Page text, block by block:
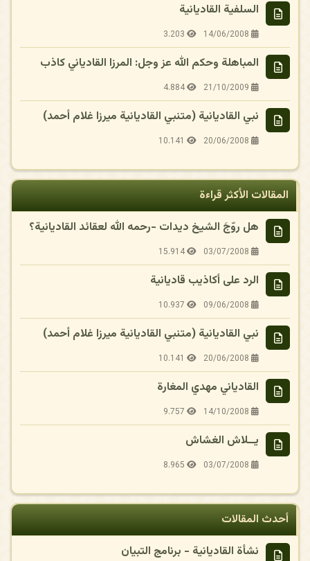
السلفية القاديانية
14/06/2008
3.203
المباهلة وحكم الله عز وجل: المرزا القادياني كاذب
21/10/2009
4.884
نبي القاديانية (متنبي القاديانية ميرزا غلام أحمد)
20/06/2008
10.141
المقالات الأكثر قراءة
هل روّجَ الشيخ ديدات -رحمه الله لعقائد القاديانية؟
03/07/2008
15.914
الرد على أكاذيب قاديانية
09/06/2008
10.937
نبي القاديانية (متنبي القاديانية ميرزا غلام أحمد)
20/06/2008
10.141
القادياني مهدي المغارة
14/10/2008
9.757
يــلاش الغشاش
03/07/2008
8.965
أحدث المقالات
نشأة القاديانية - برنامج التبيان